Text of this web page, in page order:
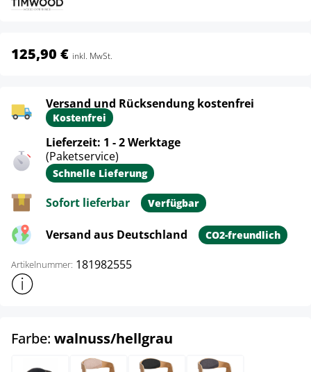
125,90 € inkl. MwSt.
Versand und Rücksendung kostenfrei
Kostenfrei
Lieferzeit: 1 - 2 Werktage
(Paketservice)
Schnelle Lieferung
Sofort lieferbar Verfügbar
Versand aus Deutschland CO2-freundlich
Artikelnummer: 181982555
Weitere Produktinformationen anzeigen
Farbe: walnuss/hellgrau